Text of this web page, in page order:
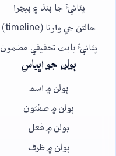
ڀٽائيءَ جا پنڌ ۽ پيچرا
حالتن جي وارتا (timeline)
ڀٽائيءَ بابت تحقيقي مضمون
ٻولن جو اڀياس
ٻولن ۾ اسم
ٻولن ۾ صفتون
ٻولن ۾ فعل
ٻولن ۾ ظرف